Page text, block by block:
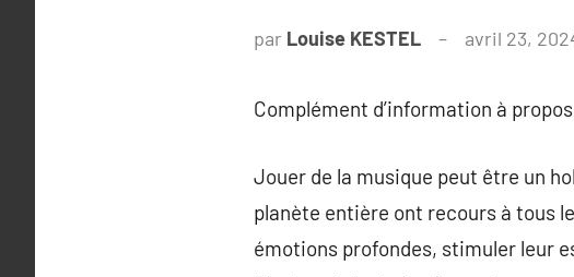
par Louise KESTEL avril 23,
Complément d’information à
Jouer de la musique peut être un
planète entière ont recours à tous
émotions profondes, stimuler leur